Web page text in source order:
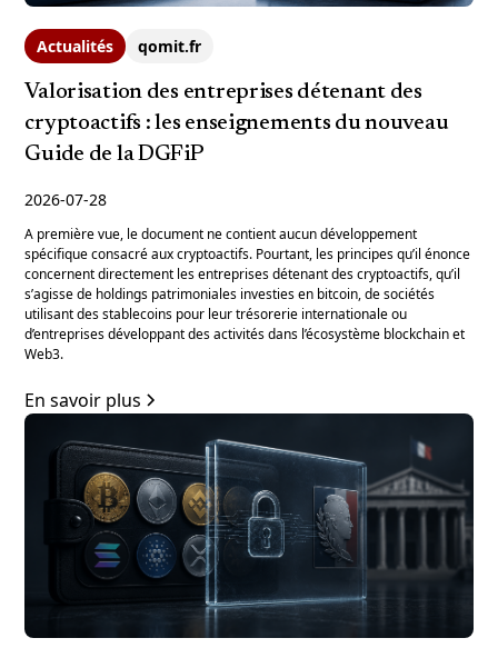
Actualités qomit.fr
Valorisation des entreprises détenant des
cryptoactifs : les enseignements du nouveau
Guide de la DGFiP
2026-07-28
A première vue, le document ne contient aucun développement
spécifique consacré aux cryptoactifs. Pourtant, les principes qu’il énonce
concernent directement les entreprises détenant des cryptoactifs, qu’il
s’agisse de holdings patrimoniales investies en bitcoin, de sociétés
utilisant des stablecoins pour leur trésorerie internationale ou
d’entreprises développant des activités dans l’écosystème blockchain et
Web3.
En savoir plus